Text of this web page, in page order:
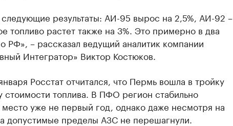
следующие результаты: АИ-95 вырос на 2,5%, АИ-92 –
топливо растет также на 3%. Это примерно в два
РФ», – рассказал ведущий аналитик компании
Интегратор» Виктор Костюков.
Росстат отчитался, что Пермь вошла в тройку
стоимости топлива. В ПФО регион стабильно
уже не первый год, однако даже несмотря на
допустимые пределы АЗС не перешагнули.